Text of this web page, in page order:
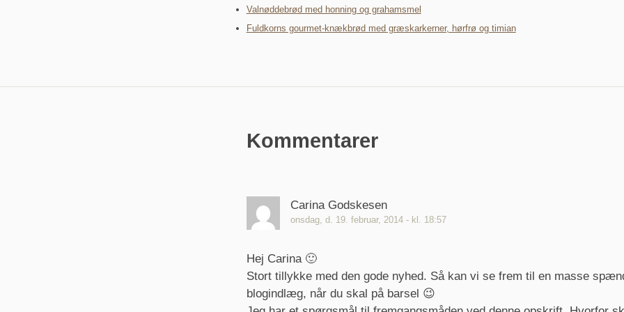
Valnøddebrød med honning og grahamsmel
Fuldkorns gourmet-knækbrød med græskarkerner, hørfrø og timian
Kommentarer
Carina Godskesen
onsdag, d. 19. februar, 2014 - kl. 18:57
Hej Carina 🙂
Stort tillykke med den gode nyhed. Så kan vi se frem til en masse
blogindlæg, når du skal på barsel 😉